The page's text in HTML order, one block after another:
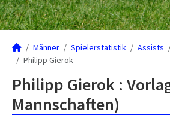
Männer Spielerstatistik Assists
Philipp Gierok
Philipp Gierok :
Mannschaften)